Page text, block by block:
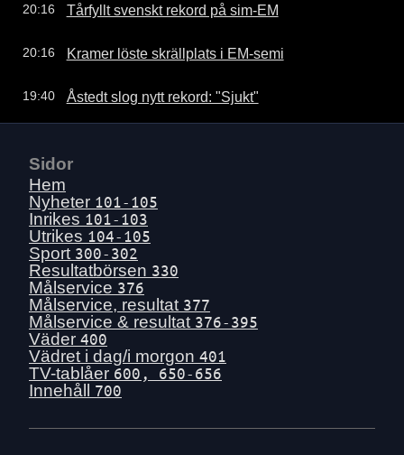
20:16 Tårfyllt svenskt rekord på sim-EM
20:16 Kramer löste skrällplats i EM-semi
19:40 Åstedt slog nytt rekord: "Sjukt"
Sidor
Hem
Nyheter 101-105
Inrikes 101-103
Utrikes 104-105
Sport 300-302
Resultatbörsen 330
Målservice 376
Målservice, resultat 377
Målservice & resultat 376-395
Väder 400
Vädret i dag/i morgon 401
TV-tablåer 600, 650-656
Innehåll 700